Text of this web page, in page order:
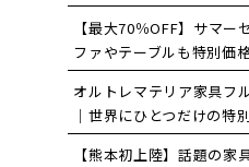
【最大70％OFF】サマー
ファやテーブルも特別価
オルトレマテリア家具フ
｜世界にひとつだけの特
【熊本初上陸】話題の